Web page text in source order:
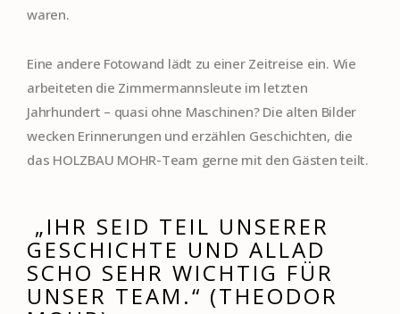
waren.
Eine andere Fotowand lädt zu einer Zeitreise ein. Wie
arbeiteten die Zimmermannsleute im letzten
Jahrhundert – quasi ohne Maschinen? Die alten Bilder
wecken Erinnerungen und erzählen Geschichten, die
das HOLZBAU MOHR-Team gerne mit den Gästen teilt.
„IHR SEID TEIL UNSERER
GESCHICHTE UND ALLAD
SCHO SEHR WICHTIG FÜR
UNSER TEAM.“ (THEODOR